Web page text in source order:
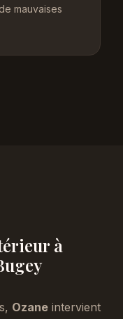
mauvaises
à
Ozane intervient